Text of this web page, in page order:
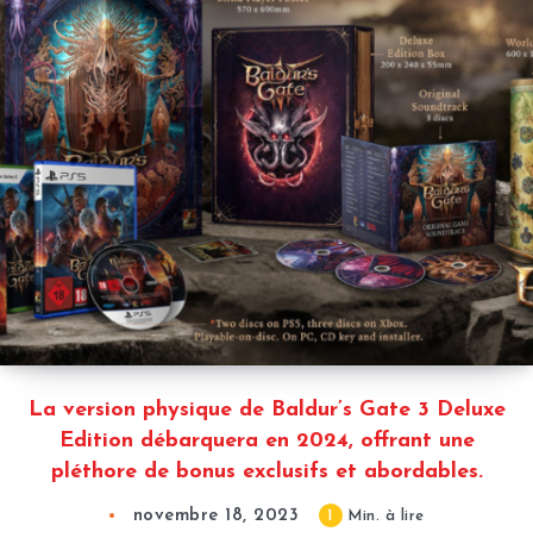
La version physique de Baldur’s Gate 3 Deluxe
Edition débarquera en 2024, offrant une
pléthore de bonus exclusifs et abordables.
novembre 18, 2023 1 Min. à lire